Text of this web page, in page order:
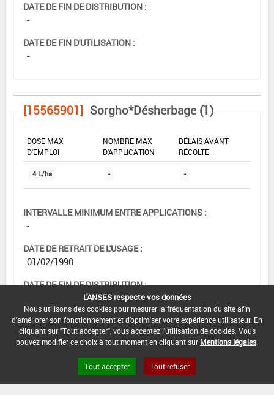
DATE DE FIN DE DISTRIBUTION :
-
DATE DE FIN D'UTILISATION :
-
[15565901] Sorgho*Désherbage (1)
DOSE MAX
D'EMPLOI
NOMBRE MAX
D'APPLICATION
DÉLAIS AVANT
RÉCOLTE
4 L/ha - -
INTERVALLE MINIMUM ENTRE APPLICATIONS :
-
DATE DE RETRAIT DE L'USAGE :
01/02/1990
DATE DE FIN DE DISTRIBUTION :
DATE DE FIN D'UTILISATION :
-
L'ANSES respecte vos données
Nous utilisons des cookies pour mesurer la fréquentation du site afin
d'améliorer son fonctionnement et d'optimiser votre expérience utilisateur. En
cliquant sur "Tout accepter", vous acceptez l'utilisation de cookies. Vous
pouvez modifier ce choix à tout moment en cliquant sur Mentions légales
Tout accepter Tout refuser